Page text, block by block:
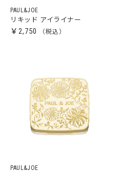
PAUL&JOE
リキッド アイライナー
￥2,750
PAUL&JOE